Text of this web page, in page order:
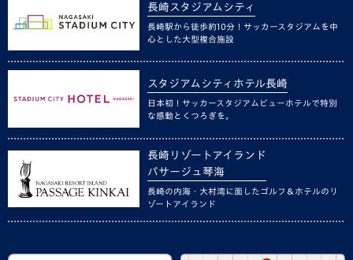
長崎スタジアムシティ
長崎駅から徒歩約10分！サッカースタジアムを中
心とした大型複合施設
スタジアムシティホテル長崎
日本初！サッカースタジアムビューホテルで特別
な感動とくつろぎを。
長崎リゾートアイランド
パサージュ琴海
長崎の内海・大村湾に面したゴルフ＆ホテルのリ
ゾートアイランド